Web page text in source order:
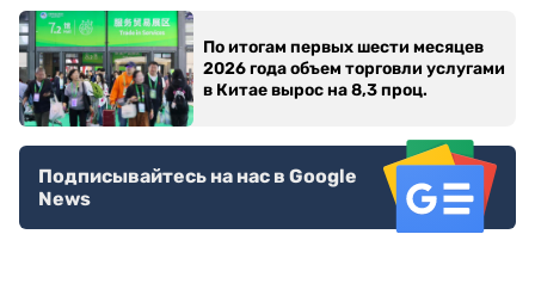
По итогам первых шести месяцев
2026 года объем торговли услугами
в Китае вырос на 8,3 проц.
Подписывайтесь на нас в Google
News